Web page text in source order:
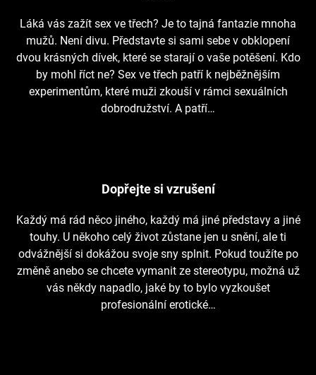
Láká vás zažít sex ve třech? Je to tajná fantazie mnoha
mužů. Není divu. Představte si sami sebe v obklopení
dvou krásných dívek, které se starají o vaše potěšení. Kdo
by mohl říct ne? Sex ve třech patří k nejběžnějším
experimentům, které muži zkouší v rámci sexuálních
dobrodružství. A patří…
Dopřejte si vzrušení
Každý má rád něco jiného, každý má jiné představy a jiné
touhy. U někoho celý život zůstane jen u snění, ale ti
odvážnější si dokážou svoje sny splnit. Pokud toužíte po
změně anebo se chcete vymanit ze stereotypu, možná už
vás někdy napadlo, jaké by to bylo vyzkoušet
profesionální erotické…